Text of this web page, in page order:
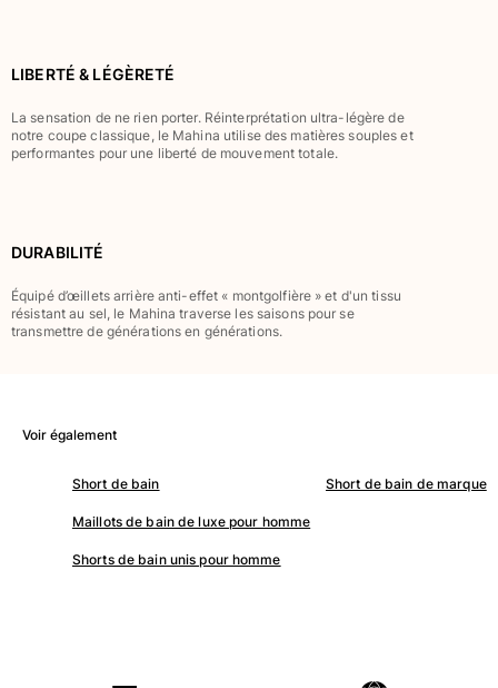
Classique
Classique stretch
Classique ultra-léger
Brodés Edition Numérotée
Tous les articles
Prêt-à-porter
Polos
Shorts
Tous les articles
LIBERTÉ & LÉGÈRETÉ
La sensation de ne rien porter. Réinterprétation ultra-légère de
notre coupe classique, le Mahina utilise des matières souples et
performantes pour une liberté de mouvement totale.
DURABILITÉ
Équipé d’œillets arrière anti-effet « montgolfière » et d'un tissu
résistant au sel, le Mahina traverse les saisons pour se
transmettre de générations en générations.
Voir également
Short de bain Short de bain de marque
Maillots de bain de luxe pour homme
Shorts de bain unis pour homme